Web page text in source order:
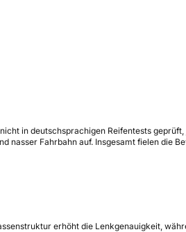
in deutschsprachigen Reifentests
Fahrbahn auf. Insgesamt fielen die
erhöht die Lenkgenauigkeit,